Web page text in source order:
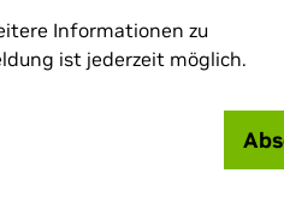
Informationen zu
ist jederzeit möglich.